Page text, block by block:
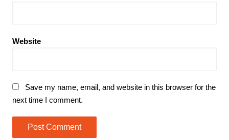
Website
Save my name, email, and website in this browser for the
next time I comment.